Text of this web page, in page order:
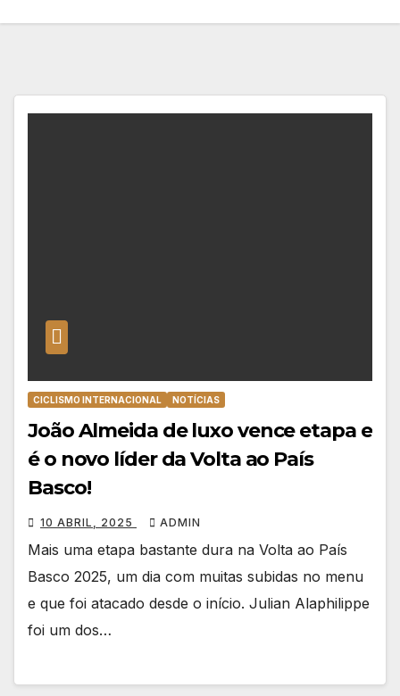
CICLISMO INTERNACIONAL NOTÍCIAS
João Almeida de luxo vence etapa e
é o novo líder da Volta ao País
Basco!
10 ABRIL, 2025 ADMIN
Mais uma etapa bastante dura na Volta ao País
Basco 2025, um dia com muitas subidas no menu
e que foi atacado desde o início. Julian Alaphilippe
foi um dos…